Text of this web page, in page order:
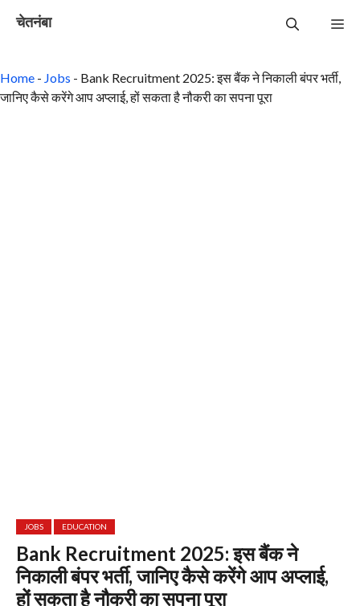
चेतनंबा
Home - Jobs - Bank Recruitment 2025: इस बैंक ने निकाली बंपर भर्ती,
जानिए कैसे करेंगे आप अप्लाई, हों सकता है नौकरी का सपना पूरा
JOBS EDUCATION
Bank Recruitment 2025: इस बैंक ने
निकाली बंपर भर्ती, जानिए कैसे करेंगे आप अप्लाई,
हों सकता है नौकरी का सपना पूरा